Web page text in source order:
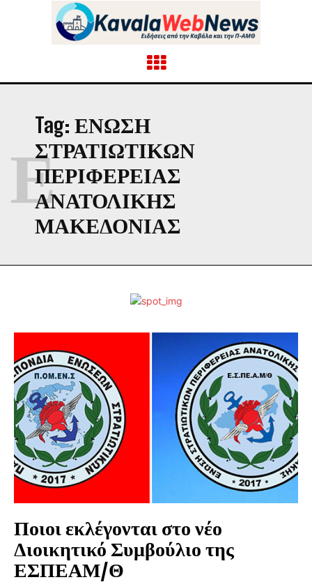
Tag: ΈΝΩΣΗ
ΣΤΡΑΤΙΩΤΙΚΏΝ
ΠΕΡΙΦΈΡΕΙΑΣ
ΑΝΑΤΟΛΙΚΉΣ
ΜΑΚΕΔΟΝΊΑΣ
Έ
Ποιοι εκλέγονται στο νέο
Διοικητικό Συμβούλιο της
ΕΣΠΕΑΜ/Θ